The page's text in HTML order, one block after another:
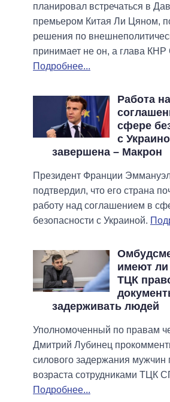
планировал встречаться в
премьером Китая Ли Цяном,
решения по
принимает не он, а глава
Подробнее...
Работа
сфере
с
завершена – Макрон
Президент Франции
подтвердил, что его страна
работу над соглашением в
безопасности с Украиной.
имеют ли
ТЦК
задерживать людей
Уполномоченный по правам
Дмитрий Лубинец
силового задержания мужчин
возраста сотрудниками ТЦК
Подробнее...